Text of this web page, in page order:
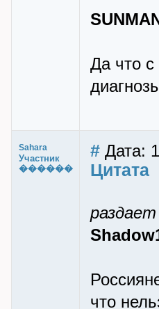
Да что с
Sahara
Участник
������
# Дата:
Цитата
что